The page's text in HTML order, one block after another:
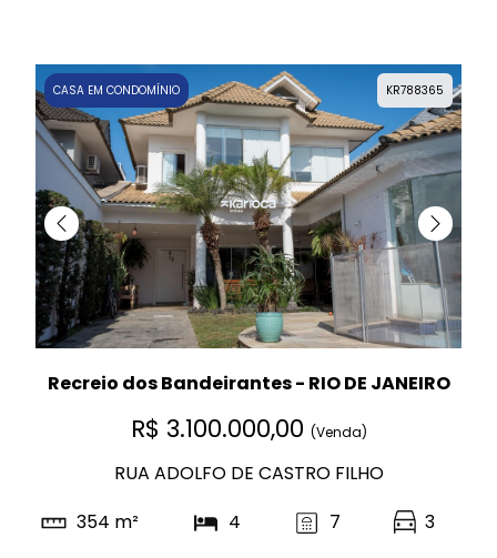
KR788365
CASA EM CONDOMÍNIO
Recreio dos Bandeirantes - RIO DE JANEIRO
R$ 3.100.000,00 (Venda)
RUA ADOLFO DE CASTRO FILHO
354 m²
4 7 3